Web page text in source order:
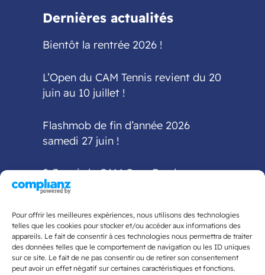
Pour offrir les meilleures expériences, nous utilisons des technologies
telles que les cookies pour stocker et/ou accéder aux informations des
appareils. Le fait de consentir à ces technologies nous permettra de traiter
des données telles que le comportement de navigation ou les ID uniques
sur ce site. Le fait de ne pas consentir ou de retirer son consentement
peut avoir un effet négatif sur certaines caractéristiques et fonctions.
Dernières actualités
Bientôt la rentrée 2026 !
L’Open du CAM Tennis revient du 20
juin au 10 juillet !
Flashmob de fin d’année 2026
samedi 27 juin !
2-3 mai : le CAM Gym Bordeaux
accueille la finale
Fédéral Régional
5ème édition du Tournoi National
organisé par le CAM Tennis de Table